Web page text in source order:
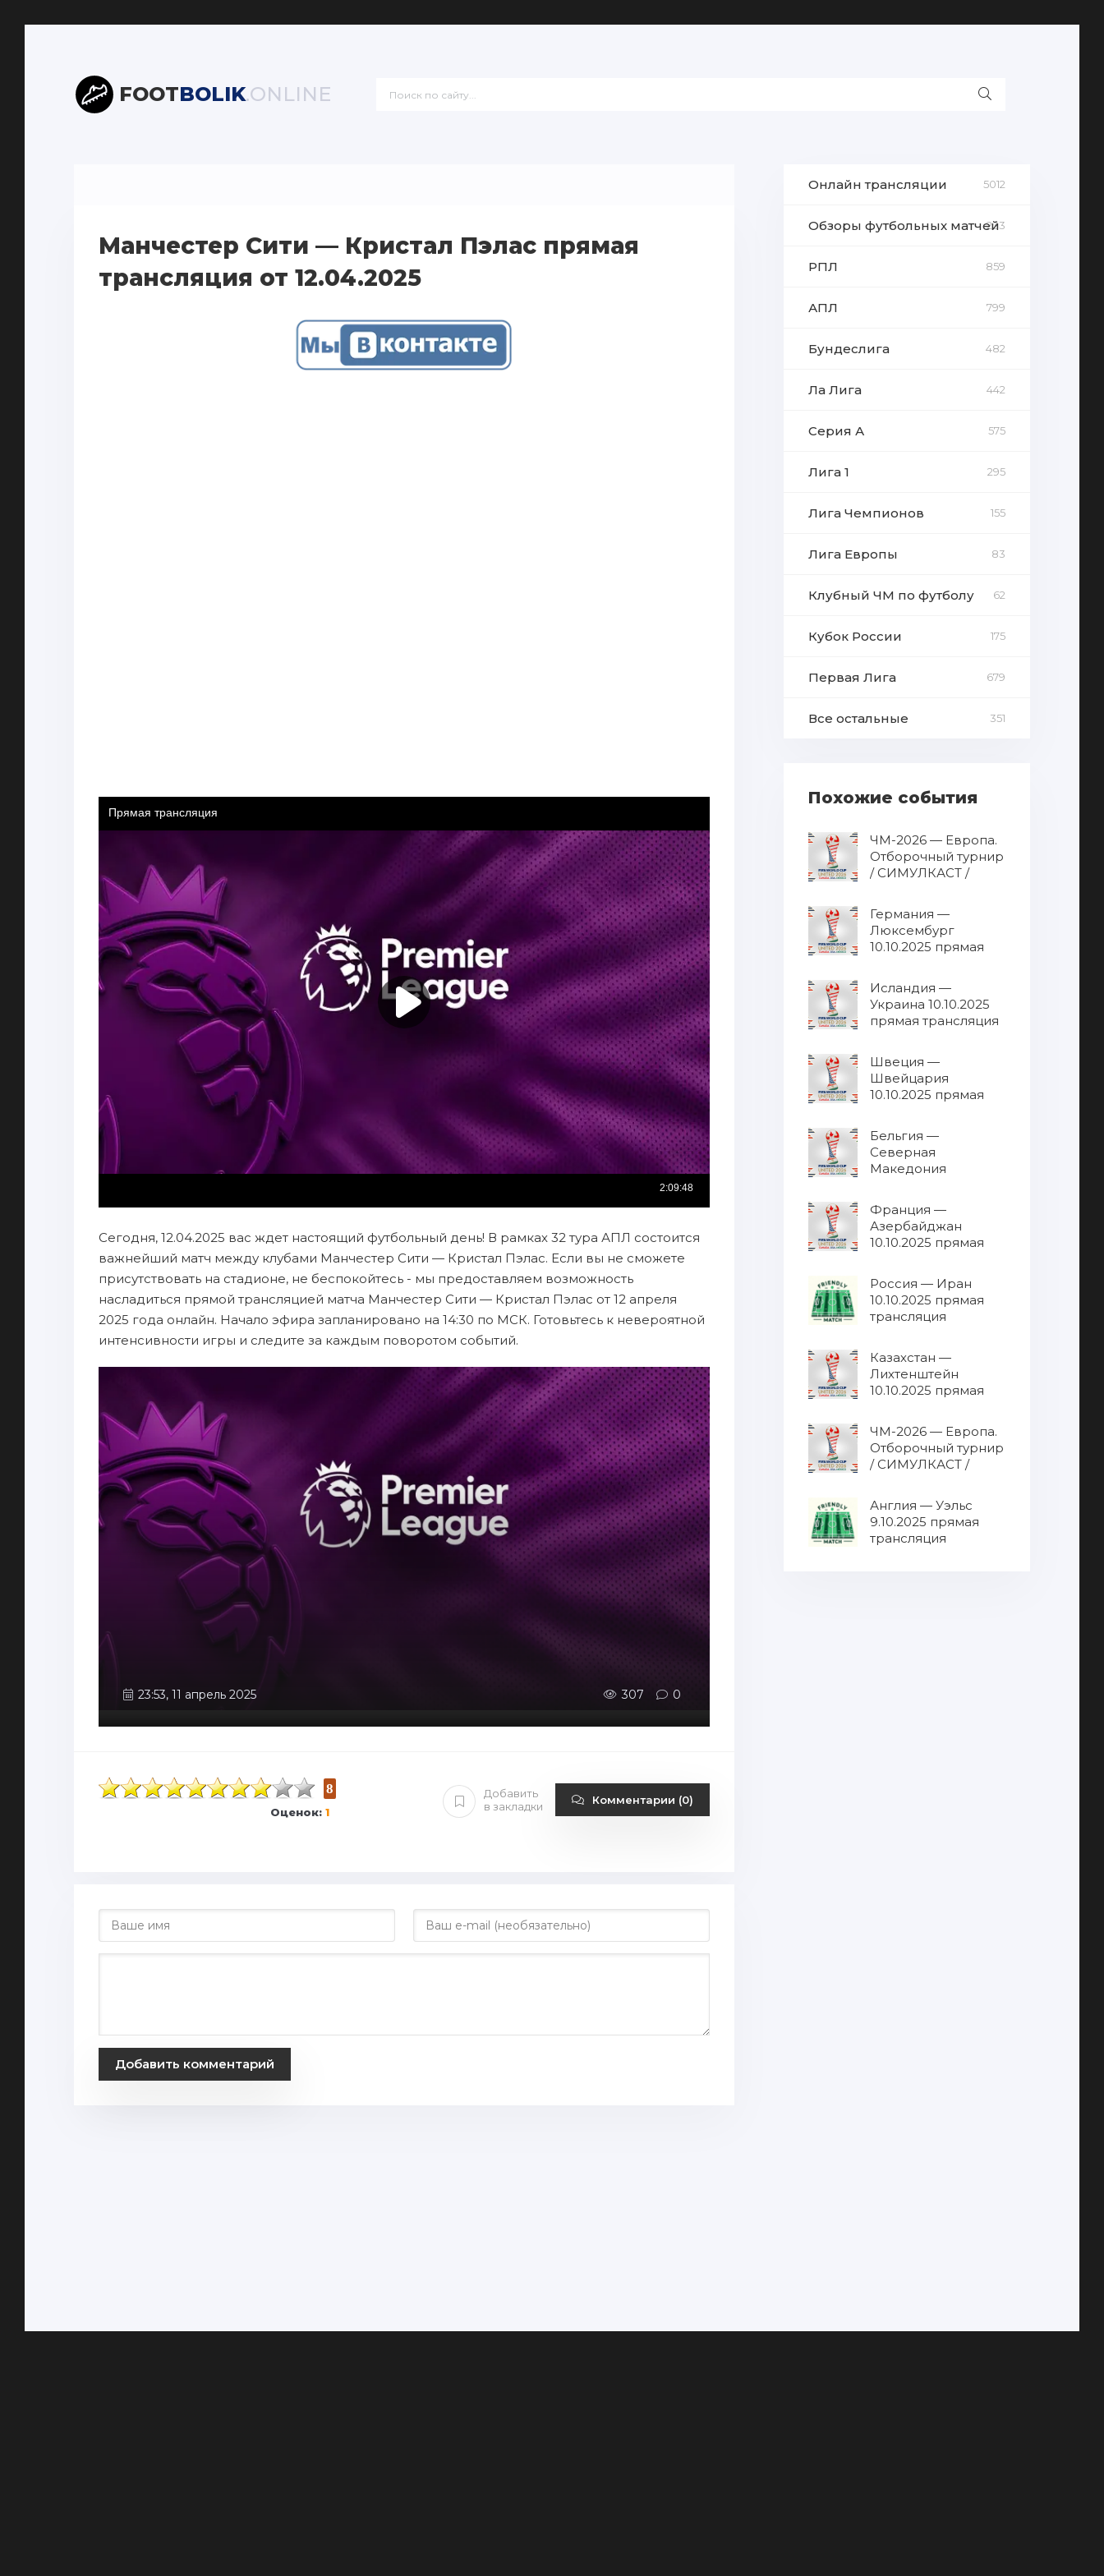
FOOTBOLIK.ONLINE
Манчестер Сити — Кристал Пэлас прямая
трансляция от 12.04.2025
Сегодня, 12.04.2025 вас ждет настоящий футбольный день! В рамках 32 тура АПЛ состоится
важнейший матч между клубами Манчестер Сити — Кристал Пэлас. Если вы не сможете
присутствовать на стадионе, не беспокойтесь - мы предоставляем возможность
насладиться прямой трансляцией матча Манчестер Сити — Кристал Пэлас от 12 апреля
2025 года онлайн. Начало эфира запланировано на 14:30 по МСК. Готовьтесь к невероятной
интенсивности игры и следите за каждым поворотом событий.
23:53, 11 апрель 2025 307 0
8
Оценок: 1
Добавить
в закладки
Комментарии (0)
Добавить комментарий
Онлайн трансляции 5012
Обзоры футбольных матчей
233
РПЛ 859
АПЛ 799
Бундеслига 482
Ла Лига 442
Серия А 575
Лига 1 295
Лига Чемпионов 155
Лига Европы 83
Клубный ЧМ по футболу 62
Кубок России 175
Первая Лига 679
Все остальные 351
Похожие события
ЧМ-2026 — Европа.
Отборочный турнир
/ СИМУЛКАСТ /
10.10.2025 / Все
матчи в одном
эфире 10.10.2025
прямая трансляция
Германия —
Люксембург
10.10.2025 прямая
Исландия —
Украина 10.10.2025
прямая трансляция
Швеция —
Швейцария
10.10.2025 прямая
Бельгия —
Северная
Македония
трансляция
Франция —
Азербайджан
10.10.2025 прямая
Россия — Иран
10.10.2025 прямая
трансляция
Казахстан —
Лихтенштейн
10.10.2025 прямая
ЧМ-2026 — Европа.
Отборочный турнир
/ СИМУЛКАСТ /
9.10.2025 / Все матчи
в одном эфире
8.10.2025 прямая
трансляция
Англия — Уэльс
9.10.2025 прямая
трансляция